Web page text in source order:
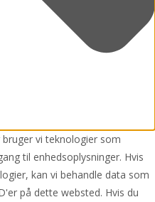
vi teknologier som
til enhedsoplysninger. Hvis
kan vi behandle data som
på dette websted. Hvis du